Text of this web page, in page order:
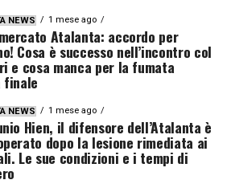
NEWS 1 mese ago
Atalanta: accordo per
Cosa è successo nell’incontro col
e cosa manca per la fumata
finale
NEWS 1 mese ago
Hien, il difensore dell’Atalanta è
dopo la lesione rimediata ai
Le sue condizioni e i tempi di